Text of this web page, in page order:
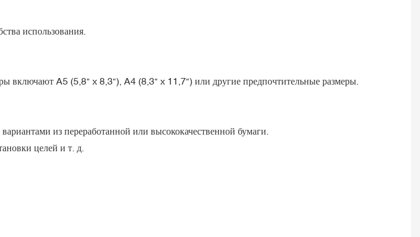
использования.
включают A5 (5,8" x 8,3"), A4 (8,3" x 11,7") или другие предпочтительные размеры.
из переработанной или высококачественной бумаги.
целей и т. д.